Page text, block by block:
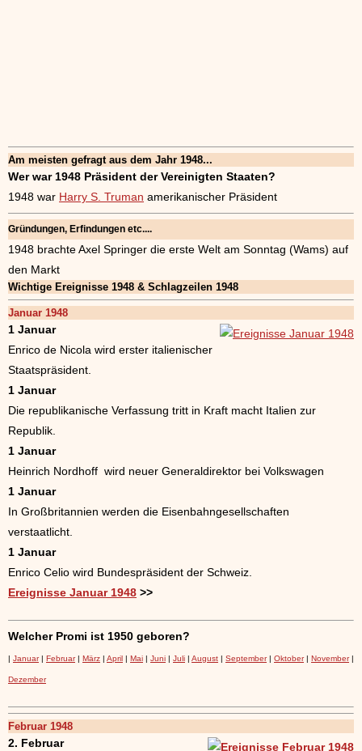
Am meisten gefragt aus dem Jahr 1948...
Wer war 1948 Präsident der Vereinigten Staaten?
1948 war Harry S. Truman amerikanischer Präsident
Gründungen, Erfindungen etc....
1948 brachte Axel Springer die erste Welt am Sonntag (Wams) auf
den Markt
Wichtige Ereignisse 1948 & Schlagzeilen 1948
Januar 1948
1 Januar
Enrico de Nicola wird erster italienischer
Staatspräsident.
1 Januar
Die republikanische Verfassung tritt in Kraft macht Italien zur
Republik.
1 Januar
Heinrich Nordhoff wird neuer Generaldirektor bei Volkswagen
1 Januar
In Großbritannien werden die Eisenbahngesellschaften
verstaatlicht.
1 Januar
Enrico Celio wird Bundespräsident der Schweiz.
Ereignisse Januar 1948 >>
Welcher Promi ist 1950 geboren?
| Januar| Februar| März | April | Mai | Juni | Juli | August | September| Oktober| November|
Dezember
Februar 1948
2. Februar